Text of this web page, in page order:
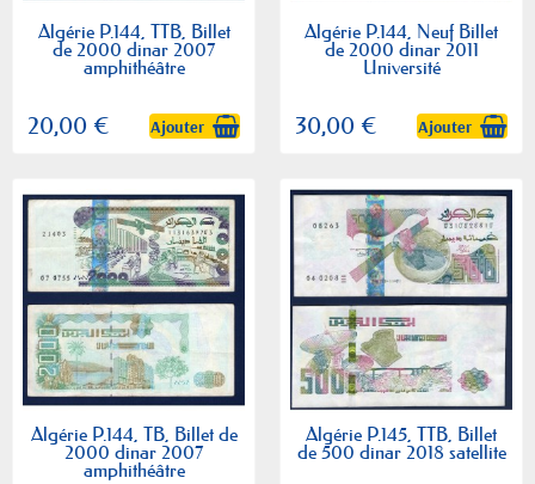
Algérie P.144, TTB, Billet
de 2000 dinar 2007
amphithéâtre
20,00 € Ajouter
Algérie P.144, Neuf Billet
de 2000 dinar 2011
Université
30,00 € Ajouter
Algérie P.144, TB, Billet de
2000 dinar 2007
amphithéâtre
Algérie P.145, TTB, Billet
de 500 dinar 2018 satellite